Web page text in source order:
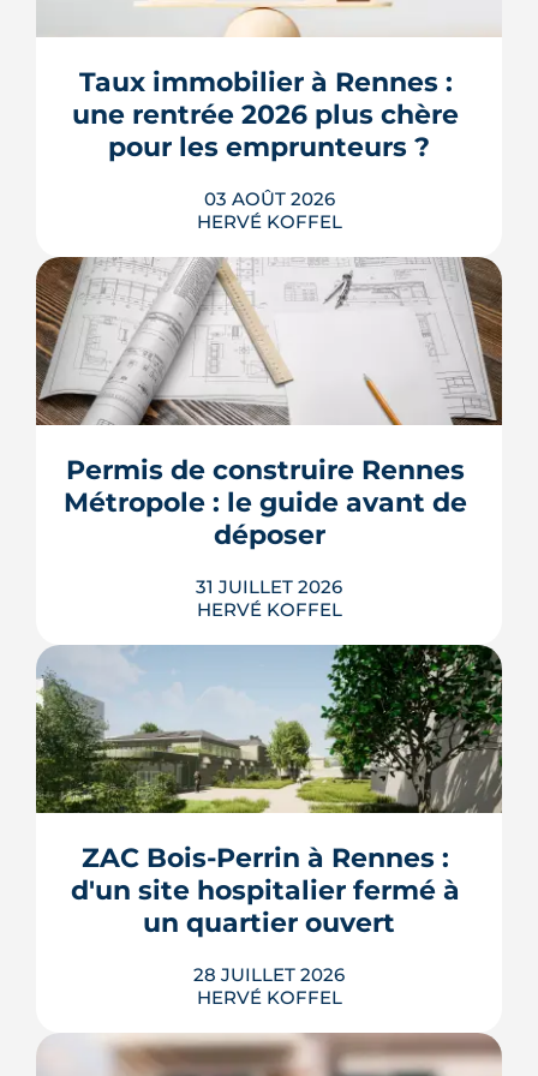
Taux immobilier à Rennes :
une rentrée 2026 plus chère
pour les emprunteurs ?
03 AOÛT 2026
HERVÉ KOFFEL
Les taux de crédit se sont stabilisés cet
été, mais au-dessus de leur niveau du
printemps. À Rennes, la hausse des prix
resserrent le budget des acheteurs à la
rentrée 2026.
LIRE L'ARTICLE
Permis de construire Rennes
Métropole : le guide avant de
déposer
31 JUILLET 2026
HERVÉ KOFFEL
Construire, agrandir ou surélever à
Rennes Métropole ne s'improvise pas :
entre seuils de surface, PLUi des 43
communes et secteurs patrimoniaux, le
premier coup de crayon. Ce guide
passe en revue les cas où le permis
s'impose, le dépôt en ligne et les délai...
LIRE L'ARTICLE
ZAC Bois-Perrin à Rennes :
d'un site hospitalier fermé à
un quartier ouvert
28 JUILLET 2026
HERVÉ KOFFEL